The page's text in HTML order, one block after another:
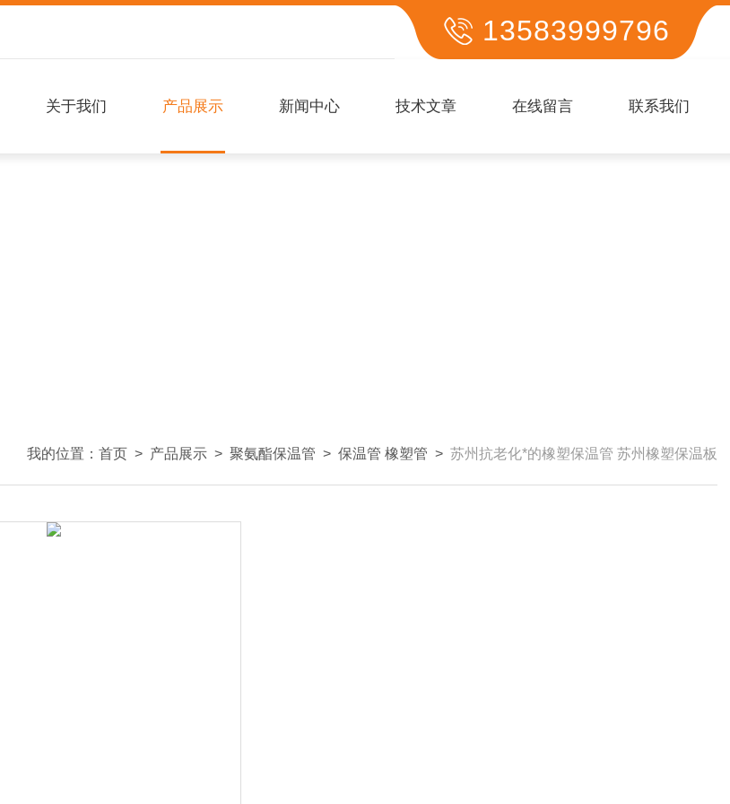
13583999796
关于我们 产品展示 新闻中心 技术文章 在线留言 联系我们
我的位置： 首页 > 产品展示 > 聚氨酯保温管 > 保温管 橡塑管 > 苏州抗老化*的橡塑保温管 苏州橡塑保温板